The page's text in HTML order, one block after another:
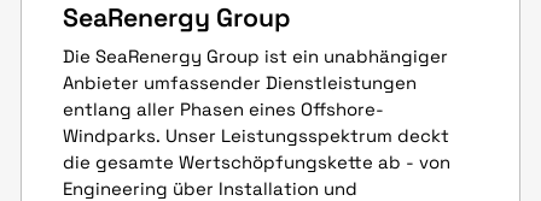
SeaRenergy Group
Die SeaRenergy Group ist ein unabhängiger
Anbieter umfassender Dienstleistungen
entlang aller Phasen eines Offshore-
Windparks. Unser Leistungsspektrum deckt
die gesamte Wertschöpfungskette ab - von
Engineering über Installation und